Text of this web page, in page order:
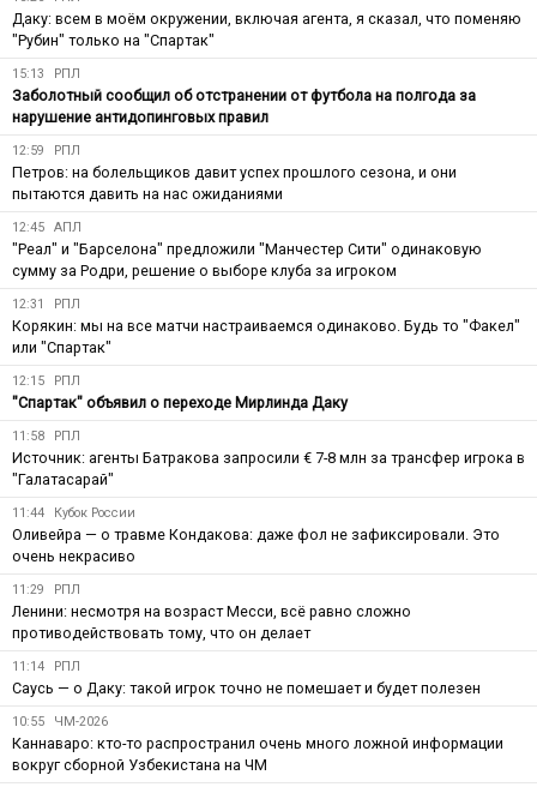
Даку: всем в моём окружении, включая агента, я сказал, что поменяю
"Рубин" только на "Спартак"
15:13 РПЛ
Заболотный сообщил об отстранении от футбола на полгода за
нарушение антидопинговых правил
12:59 РПЛ
Петров: на болельщиков давит успех прошлого сезона, и они
пытаются давить на нас ожиданиями
12:45 АПЛ
"Реал" и "Барселона" предложили "Манчестер Сити" одинаковую
сумму за Родри, решение о выборе клуба за игроком
12:31 РПЛ
Корякин: мы на все матчи настраиваемся одинаково. Будь то "Факел"
или "Спартак"
12:15 РПЛ
"Спартак" объявил о переходе Мирлинда Даку
11:58 РПЛ
Источник: агенты Батракова запросили € 7-8 млн за трансфер игрока в
"Галатасарай"
11:44 Кубок России
Оливейра — о травме Кондакова: даже фол не зафиксировали. Это
очень некрасиво
11:29 РПЛ
Ленини: несмотря на возраст Месси, всё равно сложно
противодействовать тому, что он делает
11:14 РПЛ
Саусь — о Даку: такой игрок точно не помешает и будет полезен
10:55 ЧМ-2026
Каннаваро: кто-то распространил очень много ложной информации
вокруг сборной Узбекистана на ЧМ